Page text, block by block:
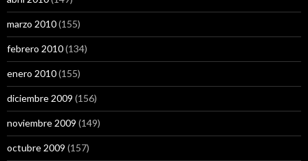
marzo 2010(155)
febrero 2010(134)
enero 2010(155)
diciembre 2009 (156)
noviembre 2009 (149)
octubre 2009 (157)